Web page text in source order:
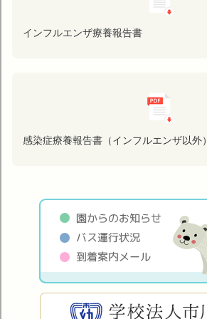
インフルエンザ療養報告書
感染症療養報告書（インフルエンザ以外）